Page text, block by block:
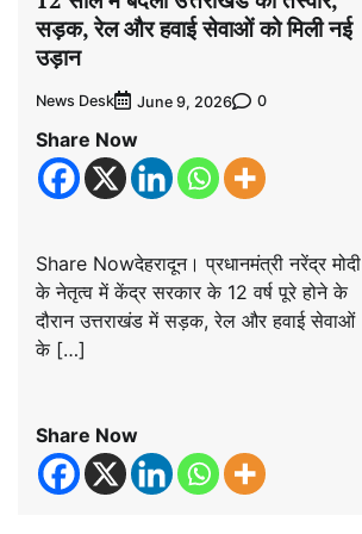
सड़क, रेल और हवाई सेवाओं को मिली नई
उड़ान
News Desk June 9, 2026 0
Share Now
Share Nowदेहरादून। प्रधानमंत्री नरेंद्र मोदी
के नेतृत्व में केंद्र सरकार के 12 वर्ष पूरे होने के
दौरान उत्तराखंड में सड़क, रेल और हवाई सेवाओं
के […]
Share Now